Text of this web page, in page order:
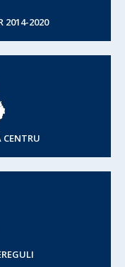
2014-2020